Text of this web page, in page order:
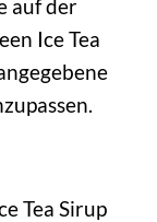
auf der
Ice Tea
Tea Sirup